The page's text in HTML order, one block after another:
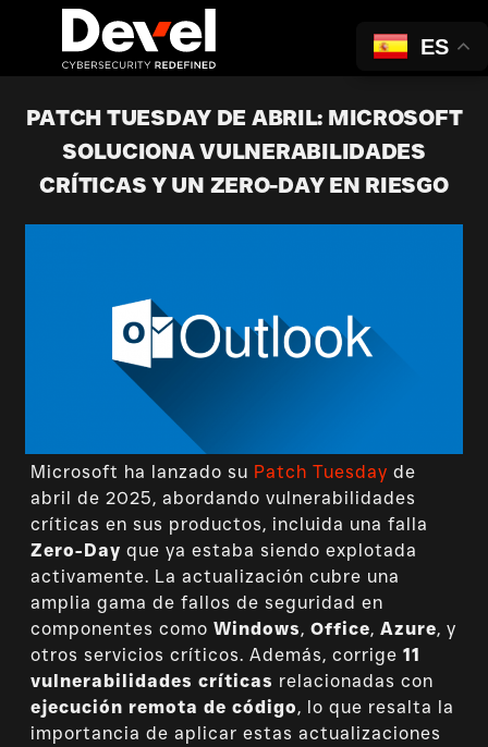
PATCH TUESDAY DE ABRIL: MICROSOFT
SOLUCIONA VULNERABILIDADES
CRÍTICAS Y UN ZERO-DAY EN RIESGO
Microsoft ha lanzado su Patch Tuesday de
abril de 2025, abordando vulnerabilidades
críticas en sus productos, incluida una falla
Zero-Day que ya estaba siendo explotada
activamente. La actualización cubre una
amplia gama de fallos de seguridad en
componentes comoWindows,Office,Azure, y
otros servicios críticos. Además, corrige11
vulnerabilidades críticas relacionadas con
ejecución remota de código, lo que resalta la
importancia de aplicar estas actualizaciones
ES